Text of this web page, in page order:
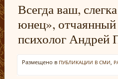
Всегда ваш,
юнец», отчаянный
психолог Андрей
Размещено в ПУБЛИКАЦИИ В СМИ,